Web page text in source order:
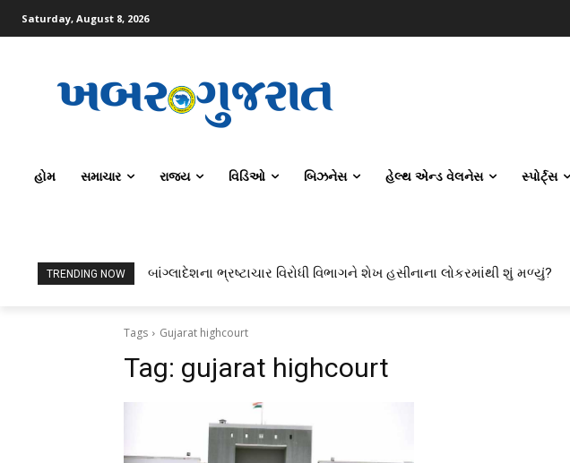
Saturday, August 8, 2026
હોમ સમાચાર રાજ્ય વિડિઓ બિઝનેસ હેલ્થ એન્ડ વેલનેસ સ્પોર્ટ્સ
TRENDING NOW બાંગ્લાદેશના ભ્રષ્ટાચાર વિરોધી વિભાગને શેખ હસીનાના લોકરમાંથી શું મળ્યું?
Tags Gujarat highcourt
Tag: gujarat highcourt